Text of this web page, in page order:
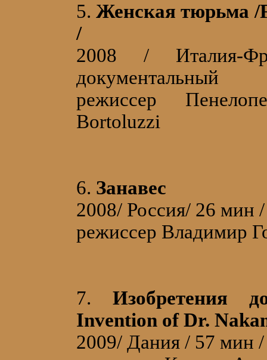
5.Женская тюрьма /
/
2008 /
документальный
режиссер
Bortoluzzi
6. Занавес
2008/ Россия/ 26 мин
режиссер Владимир
7. Изобретения
Invention of Dr.
2009/ Дания / 57 мин